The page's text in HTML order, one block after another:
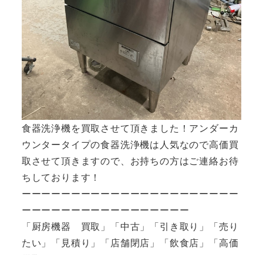
食器洗浄機を買取させて頂きました！アンダーカ
ウンタータイプの食器洗浄機は人気なので高価買
取させて頂きますので、お持ちの方はご連絡お待
ちしております！
ーーーーーーーーーーーーーーーーーーーーーー
ーーーーーーーーーーーーーーーーー
「厨房機器 買取」「中古」「引き取り」「売り
たい」「見積り」「店舗閉店」「飲食店」「高価